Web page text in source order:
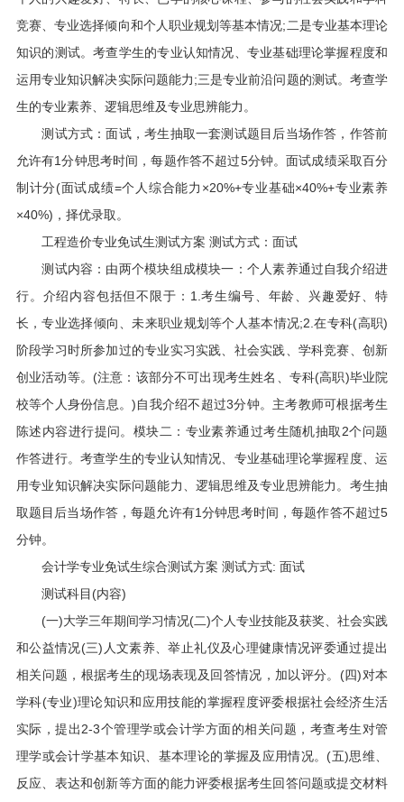
竞赛、专业选择倾向和个人职业规划等基本情况;二是专业基本理论
知识的测试。考查学生的专业认知情况、专业基础理论掌握程度和
运用专业知识解决实际问题能力;三是专业前沿问题的测试。考查学
生的专业素养、逻辑思维及专业思辨能力。
测试方式：面试，考生抽取一套测试题目后当场作答，作答前
允许有1分钟思考时间，每题作答不超过5分钟。面试成绩采取百分
制计分(面试成绩=个人综合能力×20%+专业基础×40%+专业素养
×40%)，择优录取。
工程造价专业免试生测试方案 测试方式：面试
测试内容：由两个模块组成模块一：个人素养通过自我介绍进
行。介绍内容包括但不限于：1.考生编号、年龄、兴趣爱好、特
长，专业选择倾向、未来职业规划等个人基本情况;2.在专科(高职)
阶段学习时所参加过的专业实习实践、社会实践、学科竞赛、创新
创业活动等。(注意：该部分不可出现考生姓名、专科(高职)毕业院
校等个人身份信息。)自我介绍不超过3分钟。主考教师可根据考生
陈述内容进行提问。模块二：专业素养通过考生随机抽取2个问题
作答进行。考查学生的专业认知情况、专业基础理论掌握程度、运
用专业知识解决实际问题能力、逻辑思维及专业思辨能力。考生抽
取题目后当场作答，每题允许有1分钟思考时间，每题作答不超过5
分钟。
会计学专业免试生综合测试方案 测试方式: 面试
测试科目(内容)
(一)大学三年期间学习情况(二)个人专业技能及获奖、社会实践
和公益情况(三)人文素养、举止礼仪及心理健康情况评委通过提出
相关问题，根据考生的现场表现及回答情况，加以评分。(四)对本
学科(专业)理论知识和应用技能的掌握程度评委根据社会经济生活
实际，提出2-3个管理学或会计学方面的相关问题，考查考生对管
理学或会计学基本知识、基本理论的掌握及应用情况。(五)思维、
反应、表达和创新等方面的能力评委根据考生回答问题或提交材料